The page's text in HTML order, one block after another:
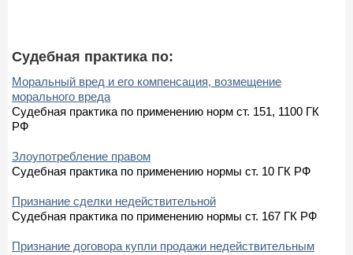
Судебная практика по:
Моральный вред и его компенсация, возмещение
морального вреда
Судебная практика по применению норм ст. 151, 1100 ГК
РФ
Злоупотребление правом
Судебная практика по применению нормы ст. 10 ГК РФ
Признание сделки недействительной
Судебная практика по применению нормы ст. 167 ГК РФ
Признание договора купли продажи недействительным